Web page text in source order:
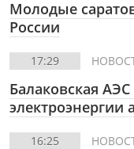
Молодые
России
17:29
Балаковская
электроэнергии
16:25